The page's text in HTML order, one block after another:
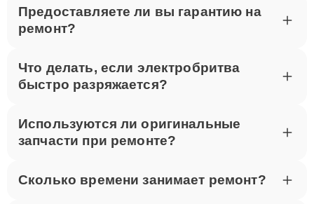
Предоставляете ли вы гарантию на
ремонт?
Что делать, если электробритва
быстро разряжается?
Используются ли оригинальные
запчасти при ремонте?
Сколько времени занимает ремонт?